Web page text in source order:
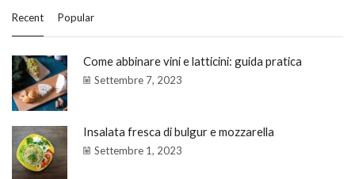
Recent Popular
Come abbinare vini e latticini: guida pratica
Settembre 7, 2023
Insalata fresca di bulgur e mozzarella
Settembre 1, 2023